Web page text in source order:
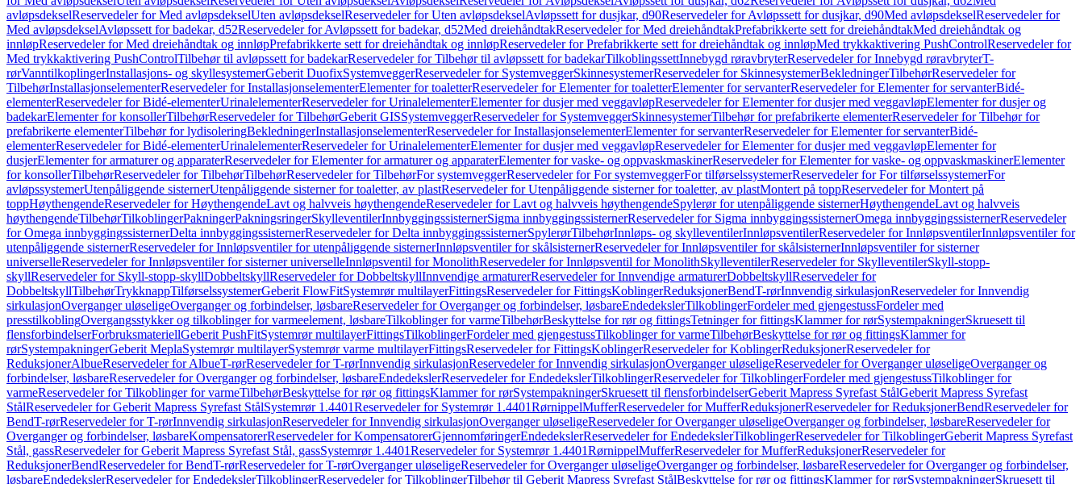
avløpsdekselReservedeler for Med avløpsdekselUten avløpsdekselReservedeler for Uten avløpsdekselAvløpssett for dusjkar, d90Reservedeler for Avløpssett for dusjkar, d90Med avløpsdekselReservedeler for
Med avløpsdekselAvløpssett for badekar, d52Reservedeler for Avløpssett for badekar, d52Med dreiehåndtakReservedeler for Med dreiehåndtakPrefabrikkerte sett for dreiehåndtakMed dreiehåndtak og
innløpReservedeler for Med dreiehåndtak og innløpPrefabrikkerte sett for dreiehåndtak og innløpReservedeler for Prefabrikkerte sett for dreiehåndtak og innløpMed trykkaktivering PushControlReservedeler for
Med trykkaktivering PushControlTilbehør til avløpssett for badekarReservedeler for Tilbehør til avløpssett for badekarTilkoblingssettInnebygd røravbryterReservedeler for Innebygd røravbryterT-
rørVanntilkoplingerInstallasjons- og skyllesystemerGeberit DuofixSystemveggerReservedeler for SystemveggerSkinnesystemerReservedeler for SkinnesystemerBekledningerTilbehørReservedeler for
TilbehørInstallasjonselementerReservedeler for InstallasjonselementerElementer for toaletterReservedeler for Elementer for toaletterElementer for servanterReservedeler for Elementer for servanterBidé-
elementerReservedeler for Bidé-elementerUrinalelementerReservedeler for UrinalelementerElementer for dusjer med veggavløpReservedeler for Elementer for dusjer med veggavløpElementer for dusjer og
badekarElementer for konsollerTilbehørReservedeler for TilbehørGeberit GISSystemveggerReservedeler for SystemveggerSkinnesystemerTilbehør for prefabrikerte elementerReservedeler for Tilbehør for
prefabrikerte elementerTilbehør for lydisoleringBekledningerInstallasjonselementerReservedeler for InstallasjonselementerElementer for servanterReservedeler for Elementer for servanterBidé-
elementerReservedeler for Bidé-elementerUrinalelementerReservedeler for UrinalelementerElementer for dusjer med veggavløpReservedeler for Elementer for dusjer med veggavløpElementer for
dusjerElementer for armaturer og apparaterReservedeler for Elementer for armaturer og apparaterElementer for vaske- og oppvaskmaskinerReservedeler for Elementer for vaske- og oppvaskmaskinerElementer
for konsollerTilbehørReservedeler for TilbehørTilbehørReservedeler for TilbehørFor systemveggerReservedeler for For systemveggerFor tilførselssystemerReservedeler for For tilførselssystemerFor
avløpssystemerUtenpåliggende sisternerUtenpåliggende sisterner for toaletter, av plastReservedeler for Utenpåliggende sisterner for toaletter, av plastMontert på toppReservedeler for Montert på
toppHøythengendeReservedeler for HøythengendeLavt og halvveis høythengendeReservedeler for Lavt og halvveis høythengendeSpylerør for utenpåliggende sisternerHøythengendeLavt og halvveis
høythengendeTilbehørTilkoblingerPakningerPakningsringerSkylleventilerInnbyggingssisternerSigma innbyggingssisternerReservedeler for Sigma innbyggingssisternerOmega innbyggingssisternerReservedeler
for Omega innbyggingssisternerDelta innbyggingssisternerReservedeler for Delta innbyggingssisternerSpylerørTilbehørInnløps- og skylleventilerInnløpsventilerReservedeler for InnløpsventilerInnløpsventiler for
utenpåliggende sisternerReservedeler for Innløpsventiler for utenpåliggende sisternerInnløpsventiler for skålsisternerReservedeler for Innløpsventiler for skålsisternerInnløpsventiler for sisterner
universelleReservedeler for Innløpsventiler for sisterner universelleInnløpsventil for MonolithReservedeler for Innløpsventil for MonolithSkylleventilerReservedeler for SkylleventilerSkyll-stopp-
skyllReservedeler for Skyll-stopp-skyllDobbeltskyllReservedeler for DobbeltskyllInnvendige armaturerReservedeler for Innvendige armaturerDobbeltskyllReservedeler for
DobbeltskyllTilbehørTrykknappTilførselssystemerGeberit FlowFitSystemrør multilayerFittingsReservedeler for FittingsKoblingerReduksjonerBendT-rørInnvendig sirkulasjonReservedeler for Innvendig
sirkulasjonOverganger uløseligeOverganger og forbindelser, løsbareReservedeler for Overganger og forbindelser, løsbareEndedekslerTilkoblingerFordeler med gjengestussFordeler med
presstilkoblingOvergangsstykker og tilkoblinger for varmeelement, løsbareTilkoblinger for varmeTilbehørBeskyttelse for rør og fittingsTetninger for fittingsKlammer for rørSystempakningerSkruesett til
flensforbindelserForbruksmateriellGeberit PushFitSystemrør multilayerFittingsTilkoblingerFordeler med gjengestussTilkoblinger for varmeTilbehørBeskyttelse for rør og fittingsKlammer for
rørSystempakningerGeberit MeplaSystemrør multilayerSystemrør varme multilayerFittingsReservedeler for FittingsKoblingerReservedeler for KoblingerReduksjonerReservedeler for
ReduksjonerAlbueReservedeler for AlbueT-rørReservedeler for T-rørInnvendig sirkulasjonReservedeler for Innvendig sirkulasjonOverganger uløseligeReservedeler for Overganger uløseligeOverganger og
forbindelser, løsbareReservedeler for Overganger og forbindelser, løsbareEndedekslerReservedeler for EndedekslerTilkoblingerReservedeler for TilkoblingerFordeler med gjengestussTilkoblinger for
varmeReservedeler for Tilkoblinger for varmeTilbehørBeskyttelse for rør og fittingsKlammer for rørSystempakningerSkruesett til flensforbindelserGeberit Mapress Syrefast StålGeberit Mapress Syrefast
StålReservedeler for Geberit Mapress Syrefast StålSystemrør 1.4401Reservedeler for Systemrør 1.4401RørnippelMufferReservedeler for MufferReduksjonerReservedeler for ReduksjonerBendReservedeler for
BendT-rørReservedeler for T-rørInnvendig sirkulasjonReservedeler for Innvendig sirkulasjonOverganger uløseligeReservedeler for Overganger uløseligeOverganger og forbindelser, løsbareReservedeler for
Overganger og forbindelser, løsbareKompensatorerReservedeler for KompensatorerGjennomføringerEndedekslerReservedeler for EndedekslerTilkoblingerReservedeler for TilkoblingerGeberit Mapress Syrefast
Stål, gassReservedeler for Geberit Mapress Syrefast Stål, gassSystemrør 1.4401Reservedeler for Systemrør 1.4401RørnippelMufferReservedeler for MufferReduksjonerReservedeler for
ReduksjonerBendReservedeler for BendT-rørReservedeler for T-rørOverganger uløseligeReservedeler for Overganger uløseligeOverganger og forbindelser, løsbareReservedeler for Overganger og forbindelser,
løsbareEndedekslerReservedeler for EndedekslerTilkoblingerReservedeler for TilkoblingerTilbehør til Geberit Mapress Syrefast StålBeskyttelse for rør og fittingsKlammer for rørSystempakningerSkruesett til